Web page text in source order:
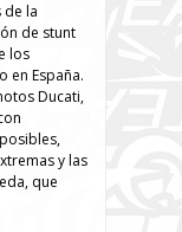
la
de stunt
los
en España.
Ducati,
y las
que